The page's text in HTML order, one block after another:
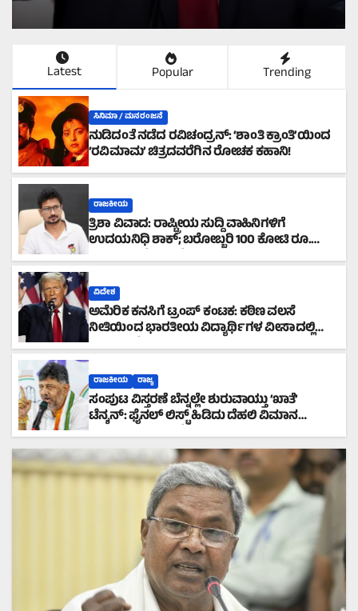
Latest Popular Trending
ಸಿನಿಮಾ / ಮನರಂಜನೆ
ನುಡಿದಂತೆ ನಡೆದ ರವಿಚಂದ್ರನ್: ‘ಶಾಂತಿ ಕ್ರಾಂತಿ’ಯಿಂದ
‘ರವಿಮಾಮ’ ಚಿತ್ರದವರೆಗಿನ ರೋಚಕ ಕಹಾನಿ!
ರಾಜಕೀಯ
ತ್ರಿಶಾ ವಿವಾದ: ರಾಷ್ಟ್ರೀಯ ಸುದ್ದಿ ವಾಹಿನಿಗಳಿಗೆ
ಉದಯನಿಧಿ ಶಾಕ್; ಬರೋಬ್ಬರಿ 100 ಕೋಟಿ ರೂ.
ಮಾನನಷ್ಟ ಮೊಕದ್ದಮೆ!
ವಿದೇಶ
ಅಮೆರಿಕ ಕನಸಿಗೆ ಟ್ರಂಪ್ ಕಂಟಕ: ಕಠಿಣ ವಲಸೆ
ನೀತಿಯಿಂದ ಭಾರತೀಯ ವಿದ್ಯಾರ್ಥಿಗಳ ವೀಸಾದಲ್ಲಿ
ಭಾರಿ ಇಳಿಕೆ!
ರಾಜಕೀಯ ರಾಜ್ಯ
ಸಂಪುಟ ವಿಸ್ತರಣೆ ಬೆನ್ನಲ್ಲೇ ಶುರುವಾಯ್ತು ‘ಖಾತೆ’
ಟೆನ್ಶನ್: ಫೈನಲ್ ಲಿಸ್ಟ್ ಹಿಡಿದು ದೆಹಲಿ ವಿಮಾನ
ಹತ್ತಲಿರುವ ಸಿಎಂ ಡಿಕೆಶಿ!